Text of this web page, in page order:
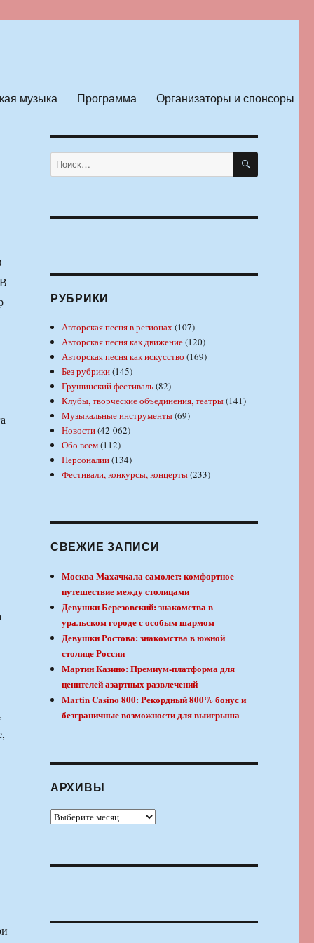
музыка Программа Организаторы и спонсоры
Искать: ПОИСК
РУБРИКИ
Авторская песня в регионах(107)
Авторская песня как движение(120)
Авторская песня как искусство (169)
Без рубрики(145)
Грушинский фестиваль(82)
Клубы, творческие объединения, театры(141)
Музыкальные инструменты(69)
Новости(42 062)
Обо всем(112)
Персоналии(134)
Фестивали, конкурсы, концерты(233)
СВЕЖИЕ ЗАПИСИ
Москва Махачкала самолет: комфортное
путешествие между столицами
Девушки Березовский: знакомства в
уральском городе с особым шармом
Девушки Ростова: знакомства в южной
столице России
Мартин Казино: Премиум-платформа для
ценителей азартных развлечений
Martin Casino 800: Рекордный 800% бонус и
безграничные возможности для выигрыша
АРХИВЫ
Архивы